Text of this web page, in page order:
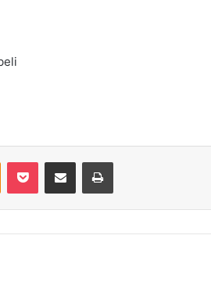
Odnoklassniki
Pocket Share via Email Print